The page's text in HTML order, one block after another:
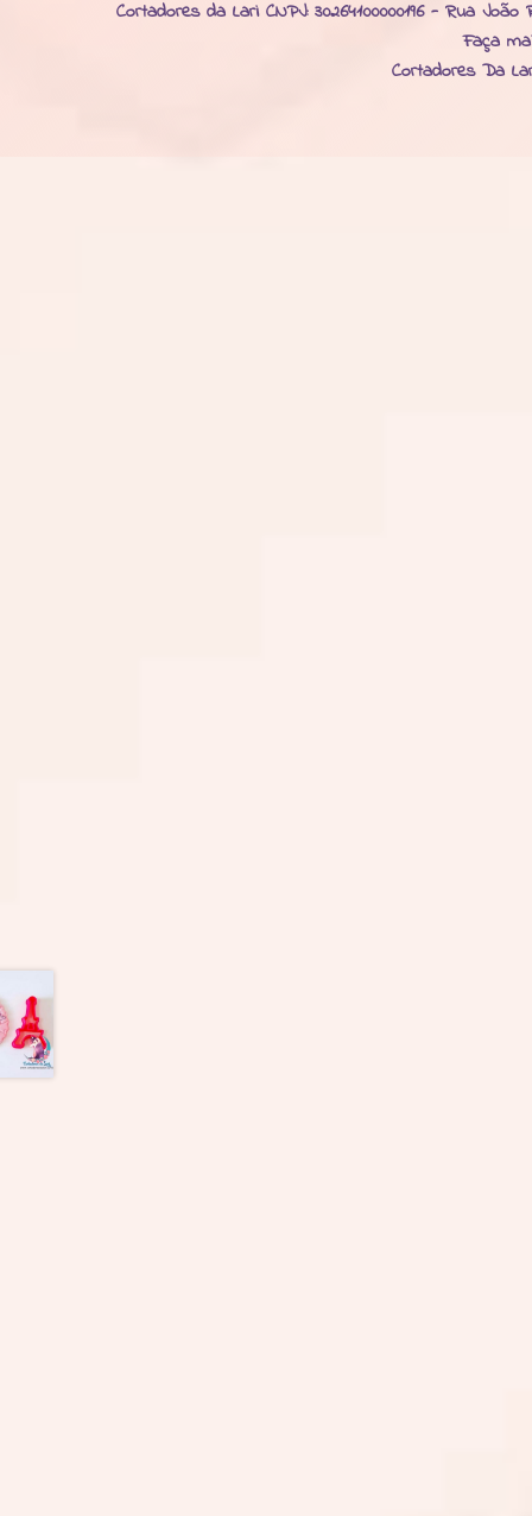
Cortadores da Lari CNPJ: 30264100000196 - Rua
Faça
Cortadores Da